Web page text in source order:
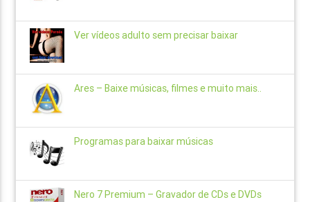
Ver vídeos adulto sem precisar baixar
Ares – Baixe músicas, filmes e muito mais..
Programas para baixar músicas
Nero 7 Premium – Gravador de CDs e DVDs